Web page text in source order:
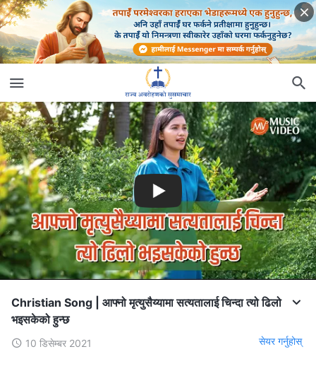
Christian Song | आफ्‍नो मृत्युसैय्यामा सत्यतालाई चिन्‍दा त्यो ढिलो
भइसकेको हुन्छ
10 डिसेम्बर 2021 सेयर गर्नुहोस्